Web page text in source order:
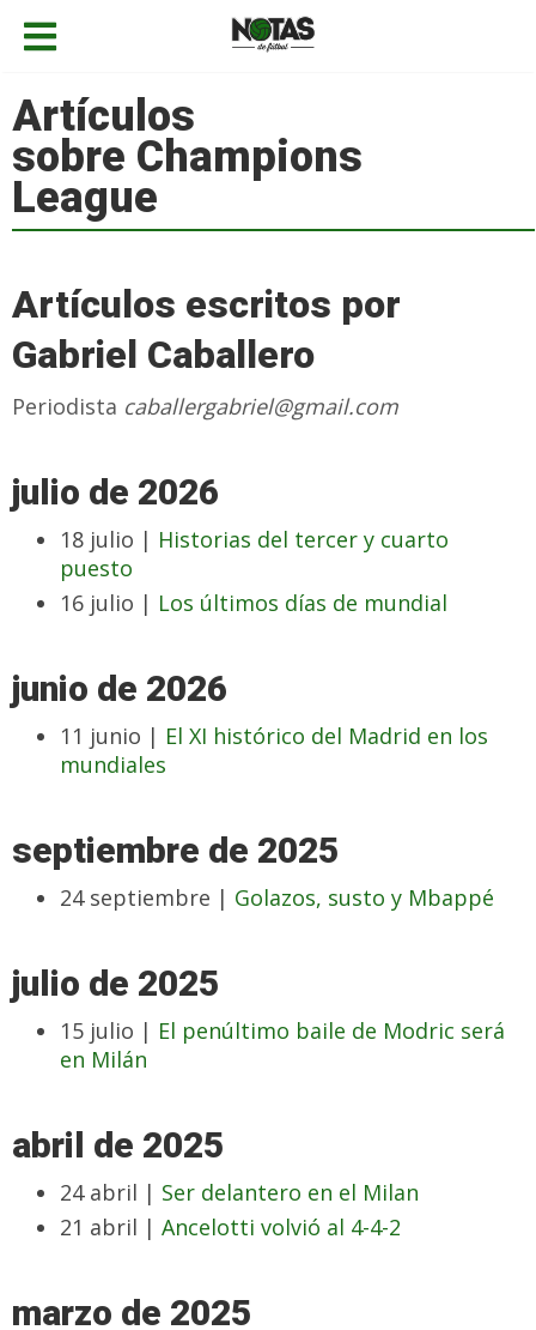
Artículos
sobre Champions
League
Artículos escritos por
Gabriel Caballero
Periodista caballergabriel@gmail.com
julio de 2026
18 julio | Historias del tercer y cuarto
puesto
16 julio | Los últimos días de mundial
junio de 2026
11 junio | El XI histórico del Madrid en los
mundiales
septiembre de 2025
24 septiembre | Golazos, susto y Mbappé
julio de 2025
15 julio | El penúltimo baile de Modric será
en Milán
abril de 2025
24 abril | Ser delantero en el Milan
21 abril | Ancelotti volvió al 4-4-2
marzo de 2025